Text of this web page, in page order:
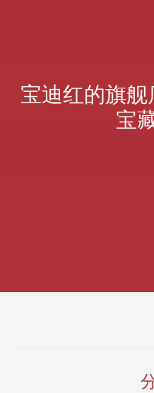
宝迪红的旗
宝